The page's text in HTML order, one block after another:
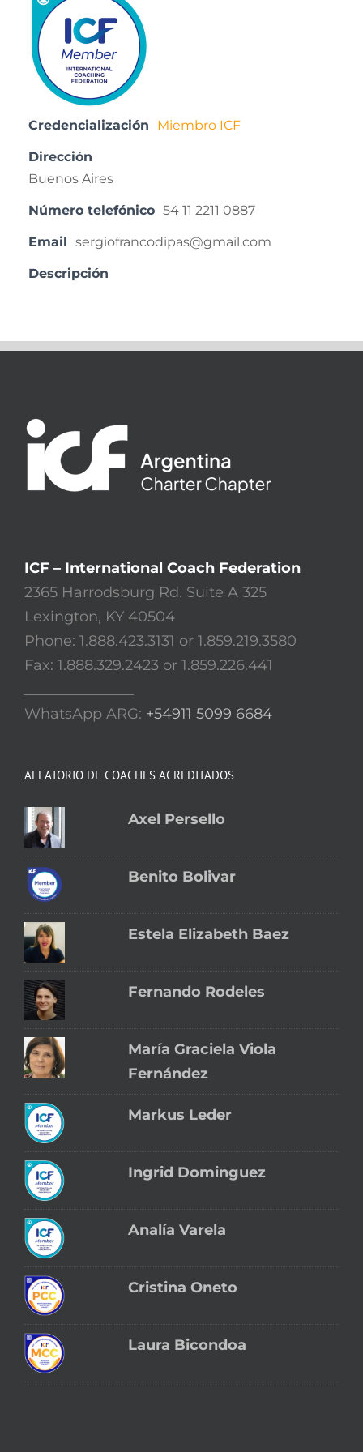
Credencialización Miembro ICF
Dirección
Buenos Aires
Número telefónico 54 11 2211 0887
Email sergiofrancodipas@gmail.com
Descripción
ICF – International Coach Federation
2365 Harrodsburg Rd. Suite A 325
Lexington, KY 40504
Phone: 1.888.423.3131 or 1.859.219.3580
Fax: 1.888.329.2423 or 1.859.226.441
WhatsApp ARG: +54911 5099 6684
ALEATORIO DE COACHES ACREDITADOS
Axel Persello
Benito Bolivar
Estela Elizabeth Baez
Fernando Rodeles
María Graciela Viola
Fernández
Markus Leder
Ingrid Dominguez
Analía Varela
Cristina Oneto
Laura Bicondoa